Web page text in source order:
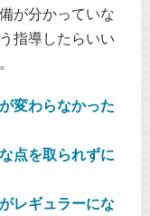
が分かっていな
指導したらいい
変わらなかった
点を取られずに
レギュラーにな